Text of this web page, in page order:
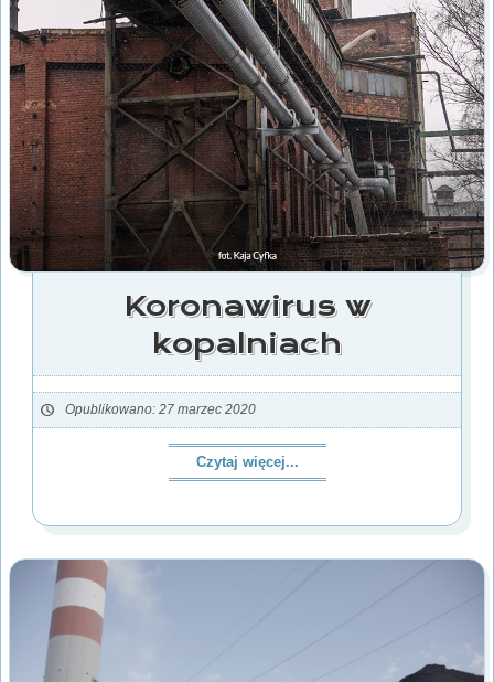
Koronawirus w
kopalniach
Opublikowano: 27 marzec 2020
Czytaj więcej...